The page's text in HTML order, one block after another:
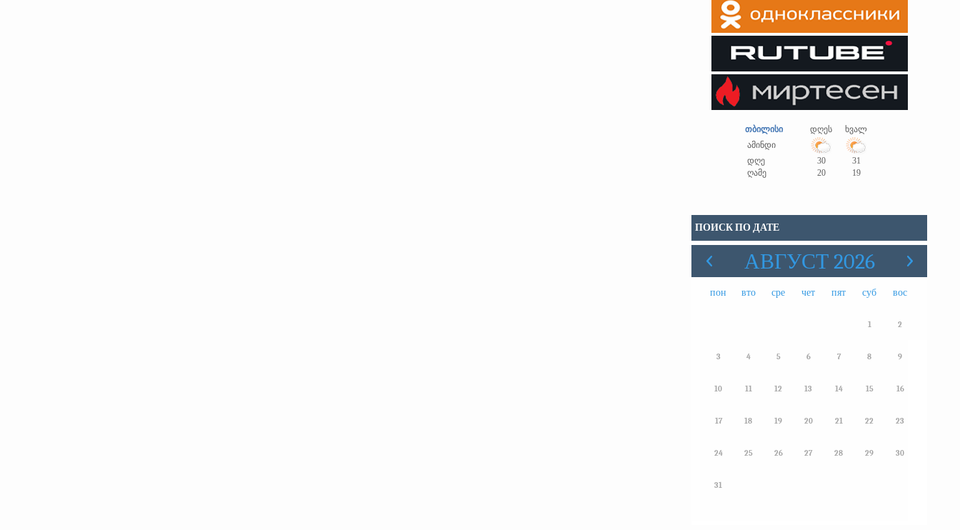
თბილისი დღეს
ხვალ
ამინდი
დღე
30
31
ღამე
20 19
ПОИСК ПО ДАТЕ
АВГУСТ 2026
пон вто сре чет пят суб вос
1 2
3 4 5 6 7 8 9
10 11 12 13 14 15 16
17 18 19 20 21 22 23
24 25 26 27 28 29 30
31